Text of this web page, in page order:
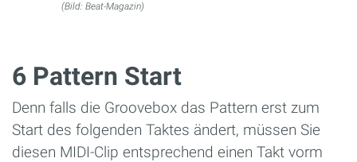
(Bild: Beat-Magazin)
6 Pattern Start
Denn falls die Groovebox das Pattern erst zum
Start des folgenden Taktes ändert, müssen Sie
diesen MIDI-Clip entsprechend einen Takt vorm